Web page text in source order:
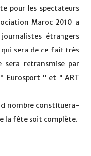
pour les spectateurs
Maroc 2010 a
étrangers
sera de ce fait très
sera retransmise par
Eurosport " et " ART
nombre constituera-
la fête soit complète.